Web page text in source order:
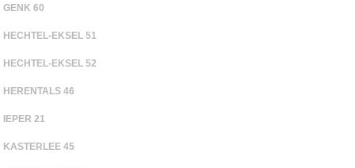
GENK 60
HECHTEL-EKSEL 51
HECHTEL-EKSEL 52
HERENTALS 46
IEPER 21
KASTERLEE 45